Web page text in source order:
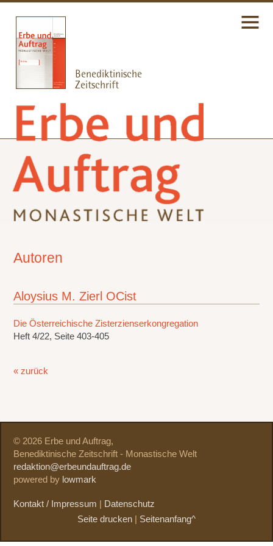
Autoren
Aloysius M. Zierl OCist
Die Österreichische Zisterzienserkongregation
Heft 4/22, Seite 403-405
« zurück
© 2026 Erbe und Auftrag,
Benediktinische Zeitschrift - Monastische Welt
redaktion@erbeundauftrag.de
powered by lowmark
Kontakt / Impressum
Datenschutz
Seite drucken
Seitenanfang^